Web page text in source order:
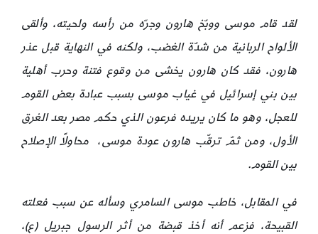
لقد قام موسى ووبّخ هارون وجرّه من رأسه ولحيته، وألقى
الألواح الربانية من شدّة الغضب، ولكنه في النهاية قبل عذر
هارون، فقد كان هارون يخشى من وقوع فتنة وحرب أهلية
بين بني إسرائيل في غياب موسى بسبب عبادة بعض القوم
للعجل، وهو ما كان يريده فرعون الذي حكم مصر بعد الغرق
الأول، ومن ثمّ ترقّب هارون عودة موسى، محاولًا الإصلاح
بين القوم.
في المقابل، خاطب موسى السامري وسأله عن سبب فعلته
القبيحة، فزعم أنه أخذ قبضة من أثر الرسول جبريل (ع)،